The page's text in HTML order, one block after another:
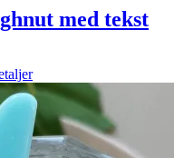
med tekst